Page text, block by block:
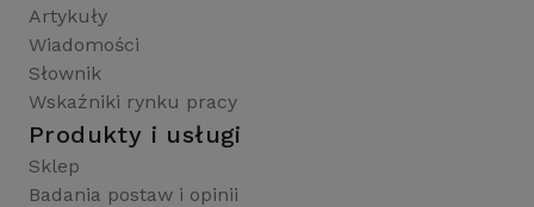
Artykuły
Wiadomości
Słownik
Wskaźniki rynku pracy
Produkty i usługi
Sklep
Badania postaw i opinii